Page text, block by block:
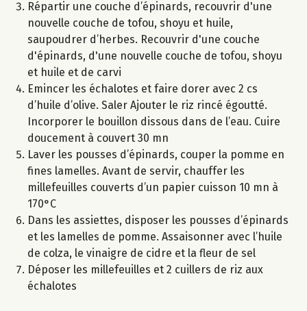
Répartir une couche d’épinards, recouvrir d'une
nouvelle couche de tofou, shoyu et huile,
saupoudrer d’herbes. Recouvrir d'une couche
d'épinards, d'une nouvelle couche de tofou, shoyu
et huile et de carvi
Emincer les échalotes et faire dorer avec 2 cs
d’huile d’olive. Saler Ajouter le riz rincé égoutté.
Incorporer le bouillon dissous dans de l’eau. Cuire
doucement à couvert 30 mn
Laver les pousses d’épinards, couper la pomme en
fines lamelles. Avant de servir, chauffer les
millefeuilles couverts d’un papier cuisson 10 mn à
170°C
Dans les assiettes, disposer les pousses d’épinards
et les lamelles de pomme. Assaisonner avec l’huile
de colza, le vinaigre de cidre et la fleur de sel
Déposer les millefeuilles et 2 cuillers de riz aux
échalotes